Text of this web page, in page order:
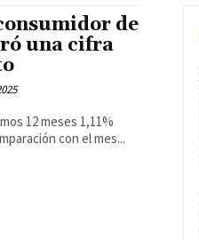
de
una cifra
12 meses 1,11%
con el mes...